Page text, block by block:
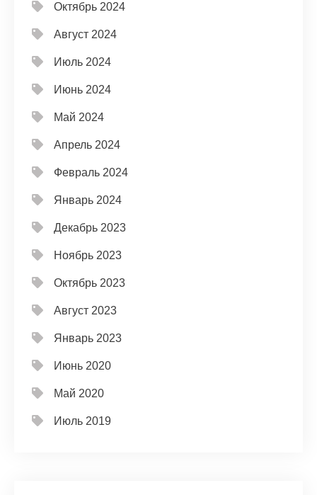
Октябрь 2024
Август 2024
Июль 2024
Июнь 2024
Май 2024
Апрель 2024
Февраль 2024
Январь 2024
Декабрь 2023
Ноябрь 2023
Октябрь 2023
Август 2023
Январь 2023
Июнь 2020
Май 2020
Июль 2019